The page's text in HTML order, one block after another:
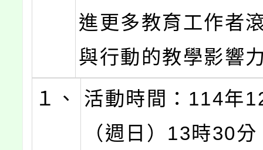
進更多教育工作者
與行動的教學影響
１、
活動時間：114年
（週日）13時30分